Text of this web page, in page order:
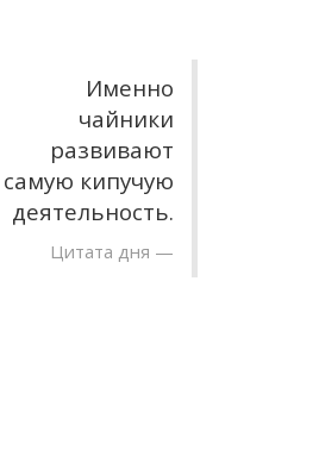
Именно
чайники
развивают
самую кипучую
деятельность.
Цитата дня